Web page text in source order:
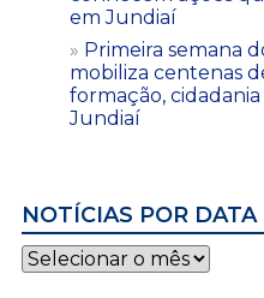
em Jundiaí
Primeira semana
mobiliza centenas
formação,
Jundiaí
NOTÍCIAS POR DATA
Notícias
por